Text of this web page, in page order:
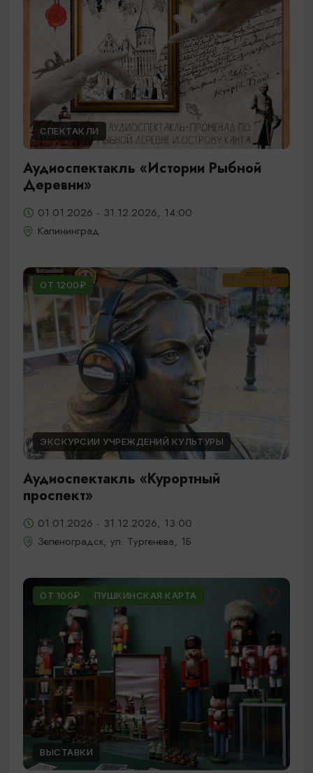
СПЕКТАКЛИ
Аудиоспектакль «Истории Рыбной
Деревни»
01.01.2026 - 31.12.2026, 14:00
Калининград
ОТ 1200₽
ЭКСКУРСИИ УЧРЕЖДЕНИЙ КУЛЬТУРЫ
Аудиоспектакль «Курортный
проспект»
01.01.2026 - 31.12.2026, 13:00
Зеленоградск, ул. Тургенева, 1Б
ОТ 100₽ ПУШКИНСКАЯ КАРТА
ВЫСТАВКИ